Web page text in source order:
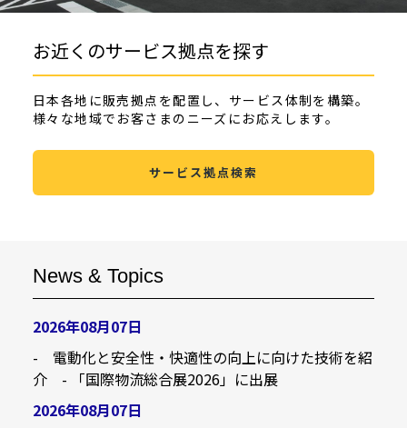
お近くのサービス拠点を探す
日本各地に販売拠点を配置し、サービス体制を構築。
様々な地域でお客さまのニーズにお応えします。
サービス拠点検索
News & Topics
2026年08月07日
- 電動化と安全性・快適性の向上に向けた技術を紹
介 - 「国際物流総合展2026」に出展
2026年08月07日